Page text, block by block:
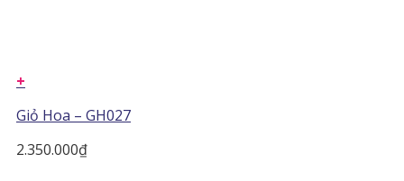
+
Giỏ Hoa – GH027
2.350.000₫